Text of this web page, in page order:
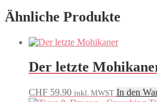
Ähnliche Produkte
Der letzte
CHF 59.90 inkl. MWST In den